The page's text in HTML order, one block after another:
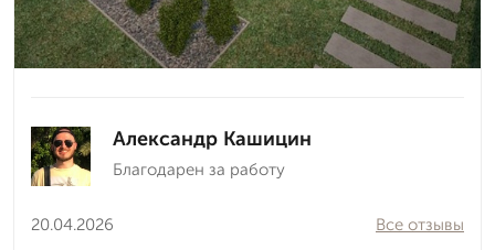
Александр Кашицин
Благодарен за работу
20.04.2026
Все отзывы